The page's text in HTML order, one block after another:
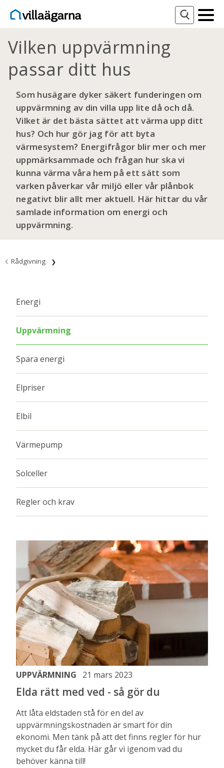
Vilken uppvärmning
passar ditt hus
Som husägare dyker säkert funderingen om
uppvärmning av din villa upp lite då och då.
Vilket är det bästa sättet att värma upp ditt
hus? Och hur gör jag för att byta
värmesystem? Energifrågor blir mer och mer
uppmärksammade och frågan hur ska vi
kunna värma våra hem på ett sätt som
varken påverkar vår miljö eller vår plånbok
negativt blir allt mer aktuell. Här hittar du vår
samlade information om energi och
uppvärmning.
Rådgivning
Energi
Uppvärmning
Spara energi
Elpriser
Elbil
Värmepump
Solceller
Regler och krav
UPPVÄRMNING 21 mars 2023
Elda rätt med ved - så gör du
Att låta eldstaden stå för en del av
uppvärmningskostnaden är smart för din
ekonomi. Men tänk på att det finns regler för hur
mycket du får elda. Här går vi igenom vad du
behöver känna till!